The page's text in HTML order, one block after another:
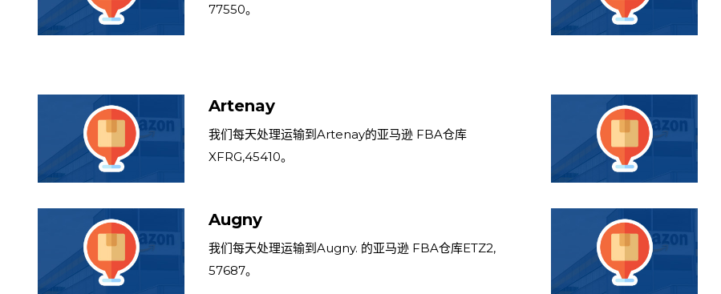
77550。
Artenay
我们每天处理运输到Artenay的亚马逊 FBA仓库
XFRG,45410。
Augny
我们每天处理运输到Augny. 的亚马逊 FBA仓库ETZ2,
57687。